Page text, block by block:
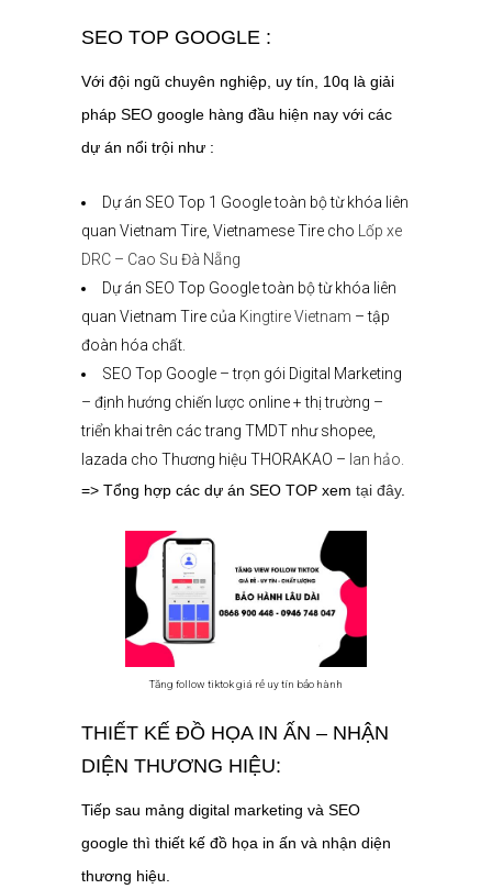
SEO TOP GOOGLE :
Với đội ngũ chuyên nghiệp, uy tín, 10q là giải
pháp SEO google hàng đầu hiện nay với các
dự án nổi trội như :
Dự án SEO Top 1 Google toàn bộ từ khóa liên
quan Vietnam Tire, Vietnamese Tire cho
Lốp xe
DRC – Cao Su Đà Nẵng
Dự án SEO Top Google toàn bộ từ khóa liên
quan Vietnam Tire của Kingtire Vietnam – tập
đoàn hóa chất.
SEO Top Google – trọn gói Digital Marketing
– định hướng chiến lược online + thị trường –
triển khai trên các trang TMDT như shopee,
lazada cho Thương hiệu THORAKAO – lan hảo.
=> Tổng hợp các dự án SEO TOP xem tại đây.
Tăng follow tiktok giá rẻ uy tín bảo hành
THIẾT KẾ ĐỒ HỌA IN ẤN – NHẬN
DIỆN THƯƠNG HIỆU:
Tiếp sau mảng digital marketing và SEO
google thì thiết kế đồ họa in ấn và nhận diện
thương hiệu.